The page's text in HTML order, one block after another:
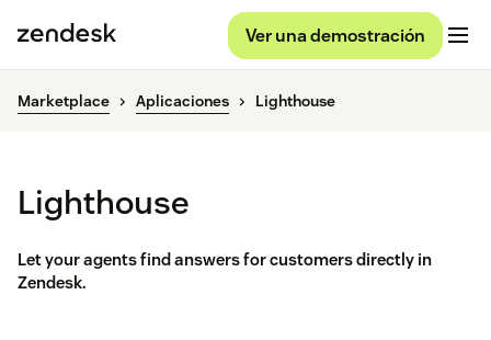
Ver una demostración
Marketplace Aplicaciones Lighthouse
Lighthouse
Let your agents find answers for customers directly in
Zendesk.